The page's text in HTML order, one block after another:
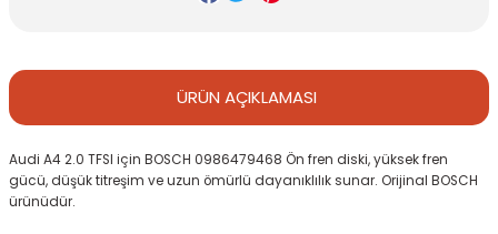
ÜRÜN AÇIKLAMASI
Audi A4 2.0 TFSI için BOSCH 0986479468 Ön fren diski, yüksek fren
gücü, düşük titreşim ve uzun ömürlü dayanıklılık sunar. Orijinal BOSCH
ürünüdür.